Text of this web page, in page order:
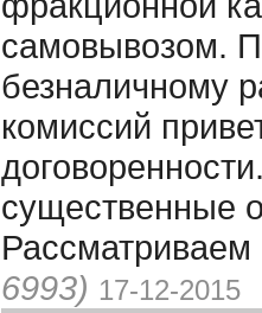
самовывозом.
безналичному
комиссий
существенные
6993) 17-12-2015